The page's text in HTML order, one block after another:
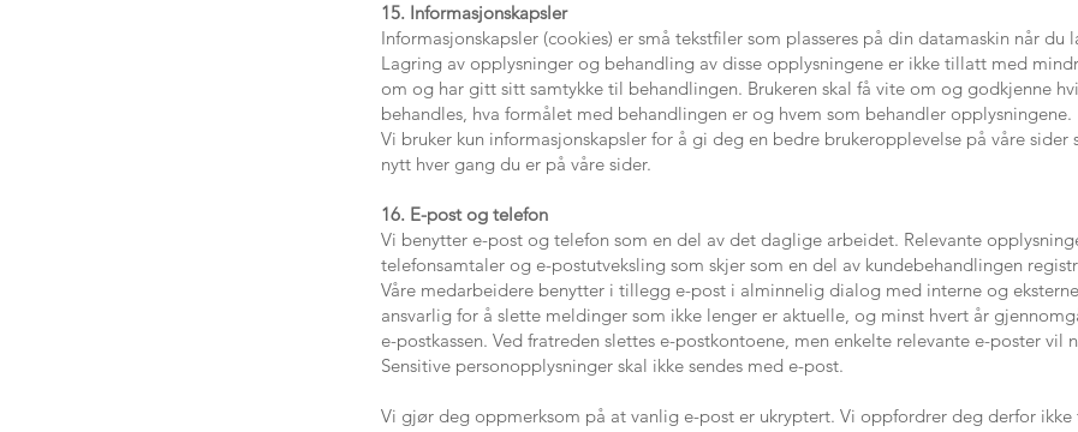
15. Informasjonskapsler
Informasjonskapsler (cookies) er små tekstfiler som plasseres på din datamaskin når du
Lagring av opplysninger og behandling av disse opplysningene er ikke tillatt med
om og har gitt sitt samtykke til behandlingen. Brukeren skal få vite om og godkjenne
behandles, hva formålet med behandlingen er og hvem som behandler opplysningene.
Vi bruker kun informasjonskapsler for å gi deg en bedre brukeropplevelse på våre
nytt hver gang du er på våre sider.
16. E-post og telefon
Vi benytter e-post og telefon som en del av det daglige arbeidet. Relevante
telefonsamtaler og e-postutveksling som skjer som en del av kundebehandlingen
Våre medarbeidere benytter i tillegg e-post i alminnelig dialog med interne og
ansvarlig for å slette meldinger som ikke lenger er aktuelle, og minst hvert år
e-postkassen. Ved fratreden slettes e-postkontoene, men enkelte relevante e-poster
Sensitive personopplysninger skal ikke sendes med e-post.
Vi gjør deg oppmerksom på at vanlig e-post er ukryptert. Vi oppfordrer deg derfor ikke